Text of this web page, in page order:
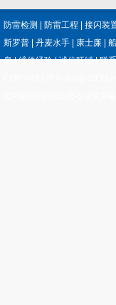
防雷检测 防雷工程 接闪装
斯罗普
丹麦水手 康士廉
息|维修经验|诚信旺铺|联